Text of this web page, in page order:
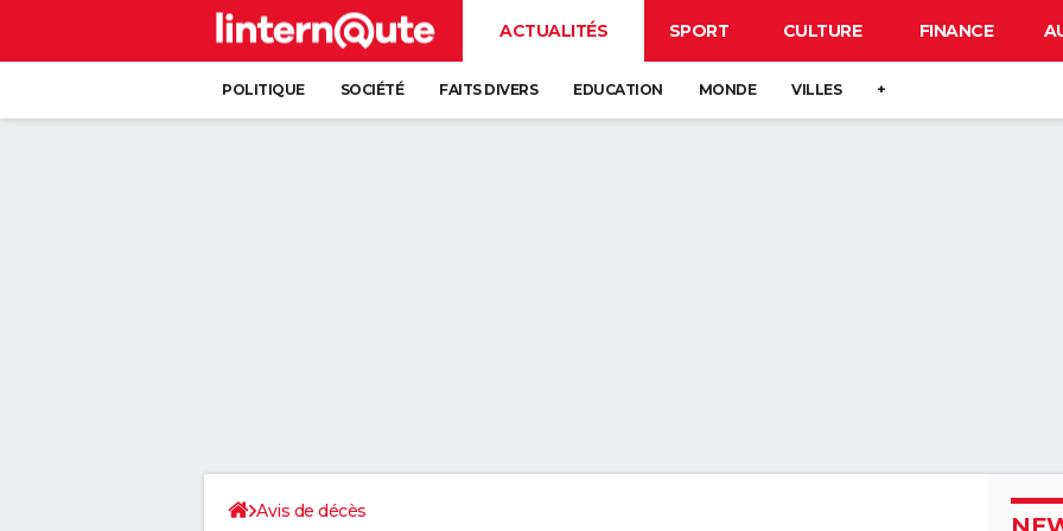
ACTUALITÉS SPORT CULTURE FINANCE
POLITIQUE SOCIÉTÉ FAITS DIVERS EDUCATION MONDE VILLES +
Avis de décès